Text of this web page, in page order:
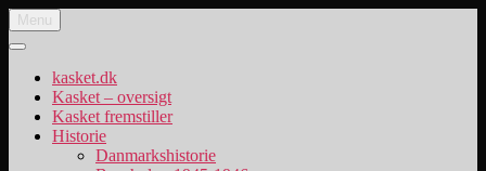
Videre
til
indhold
Danske uniformskasketter
uniformskasketter og lidt historie
Menu
kasket.dk
Kasket – oversigt
Kasket fremstiller
Historie
Danmarkshistorie